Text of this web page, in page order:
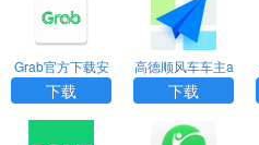
Grab官方下载安
卓版app
下载
高德顺风车车主a
pp官方版最新版
下载